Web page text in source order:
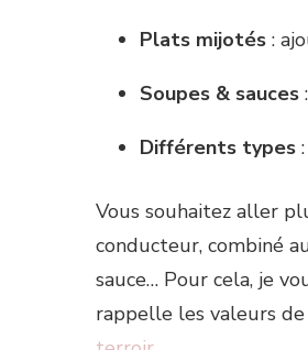
Plats mijotés :
Soupes & sauces
Différents types
Vous souhaitez aller
conducteur, combiné
sauce… Pour cela, je
rappelle les valeurs